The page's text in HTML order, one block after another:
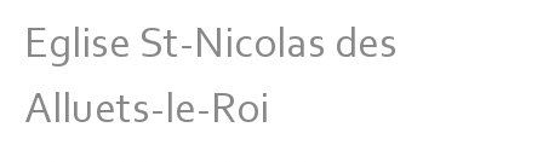
Eglise St-Nicolas des
Alluets-le-Roi